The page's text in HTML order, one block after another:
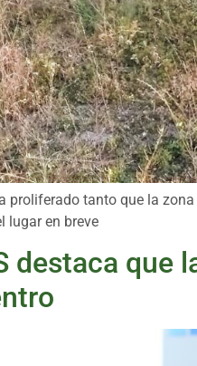
proliferado tanto que la
lugar en breve
destaca que